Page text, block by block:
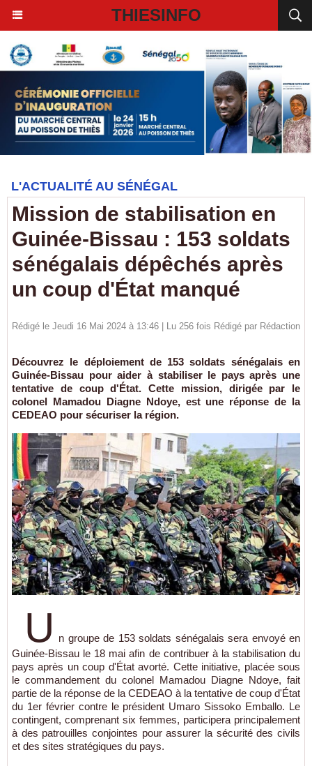
THIESINFO
L'ACTUALITÉ AU SÉNÉGAL
Mission de stabilisation en
Guinée-Bissau : 153 soldats
sénégalais dépêchés après
un coup d'État manqué
Rédigé le Jeudi 16 Mai 2024 à 13:46 | Lu 256 fois Rédigé par Rédaction
Découvrez le déploiement de 153 soldats sénégalais en
Guinée-Bissau pour aider à stabiliser le pays après une
tentative de coup d'État. Cette mission, dirigée par le
colonel Mamadou Diagne Ndoye, est une réponse de la
CEDEAO pour sécuriser la région.
U
n groupe de 153 soldats sénégalais sera envoyé en
Guinée-Bissau le 18 mai afin de contribuer à la stabilisation du
pays après un coup d'État avorté. Cette initiative, placée sous
le commandement du colonel Mamadou Diagne Ndoye, fait
partie de la réponse de la CEDEAO à la tentative de coup d'État
du 1er février contre le président Umaro Sissoko Emballo. Le
contingent, comprenant six femmes, participera principalement
à des patrouilles conjointes pour assurer la sécurité des civils
et des sites stratégiques du pays.